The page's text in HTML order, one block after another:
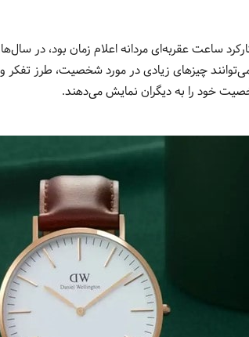
ساعت عقربه‌ای مردانه اعلام زمان بود، در
چیزهای زیادی در مورد شخصیت، طرز
خود را به دیگران نمایش می‌دهند.